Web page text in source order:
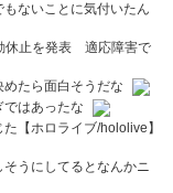
ないことに気付いたん
休止を発表 適応障害で
めたら面白そうだな
ではあったな
【ホロライブ/hololive】
そうにしてるとなんかニ